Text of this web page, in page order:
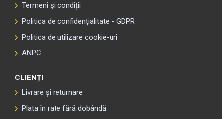
Termeni și condiții
Politica de confidențialitate - GDPR
Politica de utilizare cookie-uri
ANPC
CLIENȚI
Livrare și returnare
Plata în rate fără dobândă